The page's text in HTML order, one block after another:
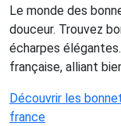
Le monde des
douceur. Trouvez
écharpes
française, alliant
Découvrir les
france